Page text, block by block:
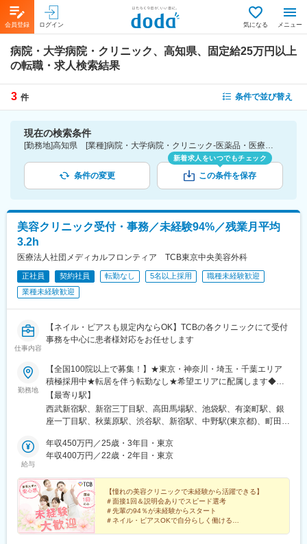
会員登録 ログイン 気になる メニュー
病院・大学病院・クリニック、高知県、固定給25万円以上
の転職・求人検索結果
3 件 条件で並び替え
現在の検索条件
[勤務地]高知県 [業種]病院・大学病院・クリニック-医薬品・医療機器・ライフサイエンス・医療系サービス [詳細条件](待遇・福利厚生)固定給25万円以上
条件の変更
新着求人をいつでもチェック
この条件を保存
美容クリニック受付・事務／未経験94%／残業月平均
3.2h
医療法人社団メディカルフロンティア TCB東京中央美容外科
正社員 契約社員 転勤なし 5名以上採用
職種未経験歓迎
業種未経験歓迎
仕事内容
【ネイル・ピアスも規定内ならOK】TCBの各クリニックにて受付
事務を中心に患者様対応をお任せします
勤務地
【全国100院以上で募集！】★東京・神奈川・埼玉・千葉エリア
積極採用中★転居を伴う転勤なし★希望エリアに配属します◆ク
リニック一覧＜全国100院以上展開＞【北海道・東北】旭川駅前
院、青森院、盛岡院、秋田院、山形院、仙台駅前院、福島院、郡
山院 など【関東】新宿東口院、池袋駅前院、品川院、秋葉原
横浜院、大宮東口院、水戸院、つくば院、宇都宮院、高崎院、前
橋院 など【中部】名古屋駅前院 、名古屋栄院、金山院、岐阜
院、長野院、松本院、山梨甲府駅前院 など【近畿】梅田大阪駅
前院、大阪阪急梅田駅前院、枚方院、天王寺院、堺院、なんば
院、心斎橋院、京都駅前院、奈良院、和歌山院、四日市院 など
【中四国】広島院、福山院、松山院、高松院、高知院、徳島院、
松江院、周南徳山駅ビル院 など【九州・沖縄】小倉院、佐賀
【最寄り駅】
西武新宿駅、新宿三丁目駅、高田馬場駅、池袋駅、有楽町駅、銀
座一丁目駅、秋葉原駅、渋谷駅、新宿駅、中野駅(東京都)、町田
浜駅、横浜駅、川崎駅、藤沢駅、本厚木駅、大宮駅(埼玉県)、川口
駅、川越駅、南越谷駅、宇都宮駅、水戸駅、つくば駅、千葉駅、
駅、さっぽろ駅、あおば通駅、福島駅(福島県)、郡山駅(福島県)、
青森駅、盛岡駅、山形駅、秋田駅、矢場町駅、近鉄名古屋駅、金
山駅(愛知県)、豊田市駅、駅前大通駅、名鉄岐阜駅、静岡駅、新浜
松駅、三島広小路駅、長野駅、松本駅、北鉄金沢駅、新潟駅、近
鉄四日市駅、電鉄富山駅、福井駅、甲府駅、東梅田駅、大阪難波
給与
年収450万円／25歳・3年目・東京
年収400万円／22歳・2年目・東京
【憧れの美容クリニックで未経験から活躍できる】
＃面接1回＆説明会ありでスピード選考
＃先輩の94％が未経験からスタート
＃ネイル・ピアスOKで自分らしく働ける